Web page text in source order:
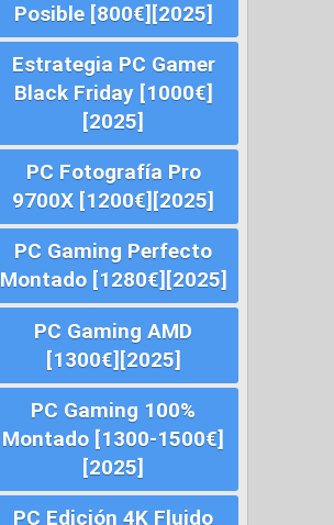
Posible [800€][2025]
Estrategia PC Gamer
Black Friday [1000€]
[2025]
PC Fotografía Pro
9700X [1200€][2025]
PC Gaming Perfecto
Montado [1280€][2025]
PC Gaming AMD
[1300€][2025]
PC Gaming 100%
Montado [1300-1500€]
[2025]
PC Edición 4K Fluido